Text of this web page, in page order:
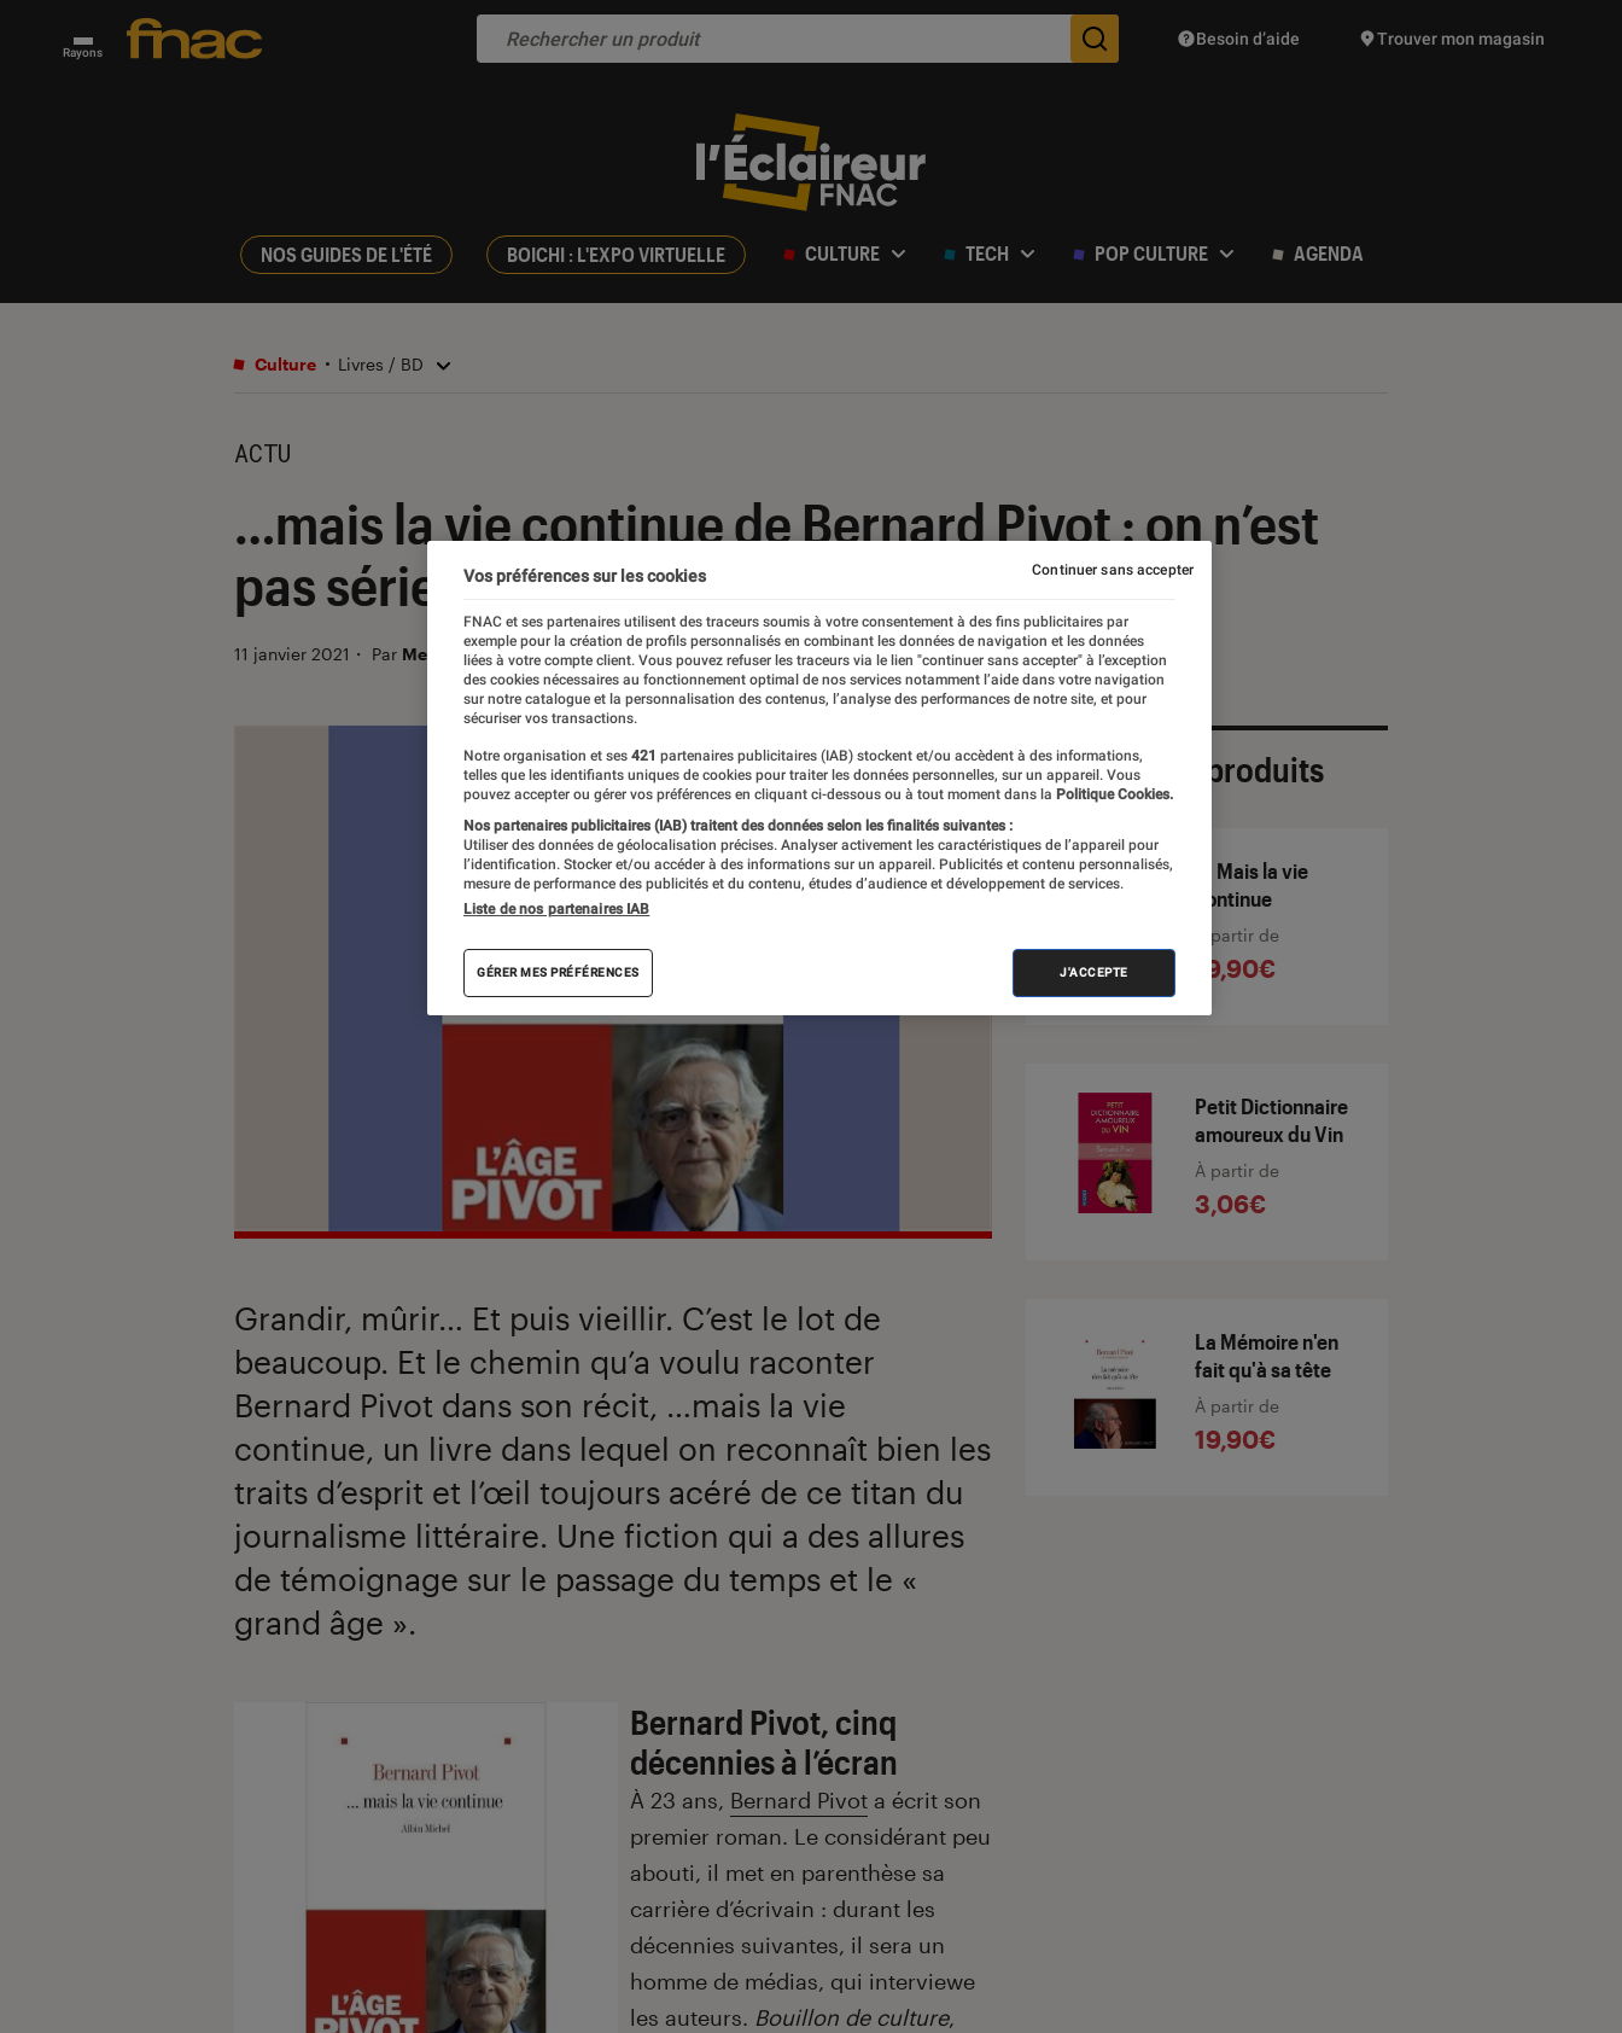
Rayons Des suggestions de produits vont vous être proposées
Besoin d’aide Trouver mon magasin
NOS GUIDES DE L'ÉTÉ BOICHI : L'EXPO VIRTUELLE CULTURE TECH POP CULTURE AGENDA
Culture Livres / BD
ACTU
…mais la vie continue de Bernard Pivot : on n’est
pas sérieux quand on a 80 ans
11 janvier 2021 ・ Par Melanie C.
Grandir, mûrir… Et puis vieillir. C’est le lot de
beaucoup. Et le chemin qu’a voulu raconter
Bernard Pivot dans son récit, …mais la vie
continue, un livre dans lequel on reconnaît bien les
traits d’esprit et l’œil toujours acéré de ce titan du
journalisme littéraire. Une fiction qui a des allures
de témoignage sur le passage du temps et le «
grand âge ».
Bernard Pivot, cinq
décennies à l’écran
À 23 ans, Bernard Pivot a écrit son
premier roman. Le considérant peu
abouti, il met en parenthèse sa
carrière d’écrivain : durant les
décennies suivantes, il sera un
homme de médias, qui interviewe
les auteurs. Bouillon de culture,
Sélection de produits
... Mais la vie
continue
À partir de
19,90€
Petit Dictionnaire
amoureux du Vin
À partir de
3,06€
La Mémoire n'en
fait qu'à sa tête
À partir de
19,90€
Vos préférences sur les cookies
FNAC et ses partenaires utilisent des traceurs soumis à votre consentement à des fins publicitaires par
exemple pour la création de profils personnalisés en combinant les données de navigation et les données
liées à votre compte client. Vous pouvez refuser les traceurs via le lien "continuer sans accepter" à l’exception
des cookies nécessaires au fonctionnement optimal de nos services notamment l’aide dans votre navigation
sur notre catalogue et la personnalisation des contenus, l’analyse des performances de notre site, et pour
sécuriser vos transactions.
Notre organisation et ses 421 partenaires publicitaires (IAB) stockent et/ou accèdent à des informations,
telles que les identifiants uniques de cookies pour traiter les données personnelles, sur un appareil. Vous
pouvez accepter ou gérer vos préférences en cliquant ci-dessous ou à tout moment dans la Politique Cookies.
Nos partenaires publicitaires (IAB) traitent des données selon les finalités suivantes :
Utiliser des données de géolocalisation précises. Analyser activement les caractéristiques de l’appareil pour
l’identification. Stocker et/ou accéder à des informations sur un appareil. Publicités et contenu personnalisés,
mesure de performance des publicités et du contenu, études d’audience et développement de services.
Liste de nos partenaires IAB
GÉRER MES PRÉFÉRENCES J'ACCEPTE
Continuer sans accepter